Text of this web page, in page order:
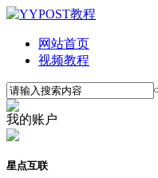
网站首页
视频教程
我的账户
星点互联